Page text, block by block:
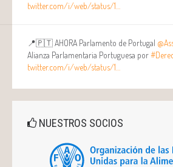
twitter.com/i/web/status/1…
📍🇵🇹 AHORA Parlamento de Portugal
Alianza Parlamentaria Portuguesa por
twitter.com/i/web/status/1…
NUESTROS SOCIOS